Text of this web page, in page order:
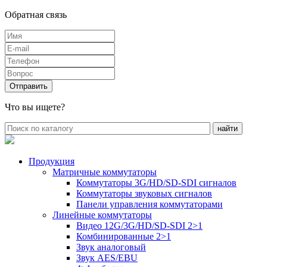
Обратная связь
Что вы ищете?
Продукция
Матричные коммутаторы
Коммутаторы 3G/HD/SD-SDI сигналов
Коммутаторы звуковых сигналов
Панели управления коммутаторами
Линейные коммутаторы
Видео 12G/3G/HD/SD-SDI 2>1
Комбинированные 2>1
Звук аналоговый
Звук AES/EBU